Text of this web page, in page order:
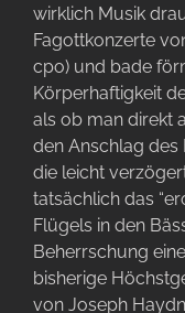
wirklich Musik
Fagottkonzerte
cpo) und bade
Körperhaftigkeit
als ob man direkt
den Anschlag des
die leicht
tatsächlich das
Flügels in den
Beherrschung
bisherige
von Joseph